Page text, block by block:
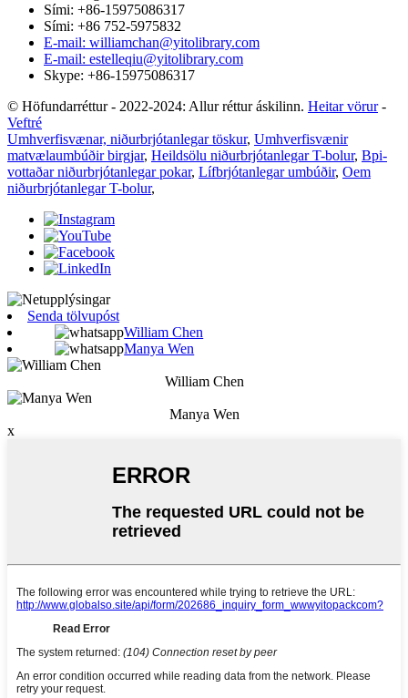
Sími: +86-15975086317
Sími: +86 752-5975832
E-mail: williamchan@yitolibrary.com
E-mail: estelleqiu@yitolibrary.com
Skype: +86-15975086317
© Höfundarréttur - 2022-2024: Allur réttur áskilinn. Heitar vörur-
Veftré
Umhverfisvænar, niðurbrjótanlegar töskur, Umhverfisvænir
matvælaumbúðir birgjar, Heildsölu niðurbrjótanlegar T-bolur, Bpi-
vottaðar niðurbrjótanlegar pokar, Lífbrjótanlegar umbúðir, Oem
niðurbrjótanlegar T-bolur,
Senda tölvupóst
William Chen
Manya Wen
William Chen
Manya Wen
x